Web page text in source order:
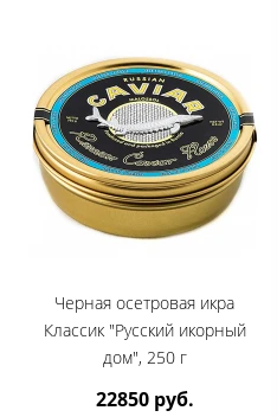
Черная осетровая икра
Классик "Русский икорный
дом", 250 г
22850 руб.